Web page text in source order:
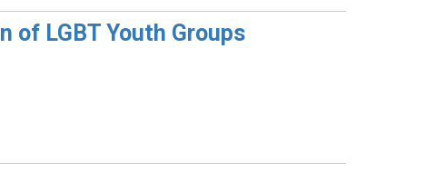
of LGBT Youth Groups